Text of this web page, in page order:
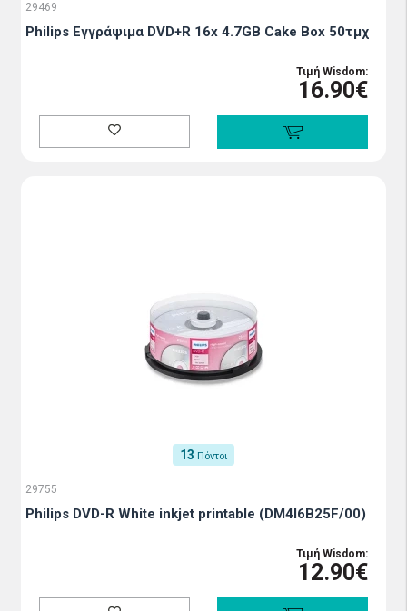
29469
Philips Εγγράψιμα DVD+R 16x 4.7GB Cake Box 50τμχ
Τιμή Wisdom:
16.90€
13 Πόντοι
29755
Philips DVD-R White inkjet printable (DM4I6B25F/00)
Τιμή Wisdom:
12.90€